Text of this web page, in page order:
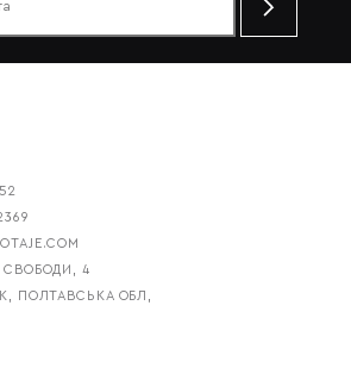
СВОБОДИ, 4
ПОЛТАВСЬКА ОБЛ,